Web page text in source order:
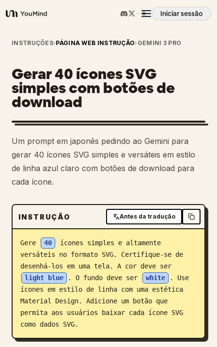
YouMind
Iniciar sessão
Visão geral
Casos de uso
Habilidades
Prompts
Preços
Blogue
Atualizações
INSTRUÇÕES›PÁGINA WEB INSTRUÇÃO› GEMINI 3 PRO
Gerar 40 ícones SVG
simples com botões de
download
Um prompt em japonês pedindo ao Gemini para
gerar 40 ícones SVG simples e versáteis em estilo
de linha azul claro com botões de download para
cada ícone.
INSTRUÇÃO Antes da tradução
Gere 40
ícones simples e altamente
versáteis no formato SVG. Certifique-se de
desenhá-los em uma tela. A cor deve ser
light blue
. O fundo deve ser white
. Use
ícones em estilo de linha com uma estética
Material Design. Adicione um botão que
permita aos usuários baixar cada ícone SVG
como dados SVG.